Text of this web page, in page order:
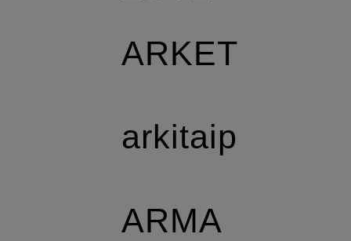
ARKET
arkitaip
ARMA